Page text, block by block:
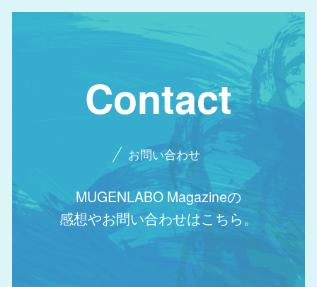
Contact
お問い合わせ
MUGENLABO Magazineの
感想やお問い合わせはこちら。